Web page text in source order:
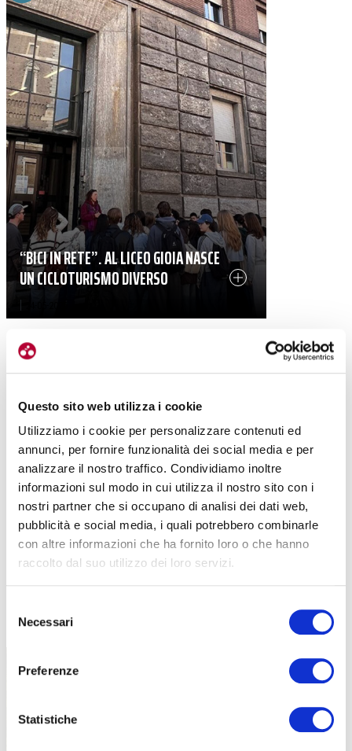
Questo sito web utilizza i cookie
Utilizziamo i cookie per personalizzare contenuti ed
annunci, per fornire funzionalità dei social media e per
analizzare il nostro traffico. Condividiamo inoltre
informazioni sul modo in cui utilizza il nostro sito con i
nostri partner che si occupano di analisi dei dati web,
pubblicità e social media, i quali potrebbero combinarle
con altre informazioni che ha fornito loro o che hanno
raccolto dal suo utilizzo dei loro servizi.
delNecessari
Preferenze
Statistiche
“BICI IN RETE”. AL LICEO GIOIA NASCE
UN CICLOTURISMO DIVERSO
TUTTE LE CATEGORIE DEL MAGAZINE